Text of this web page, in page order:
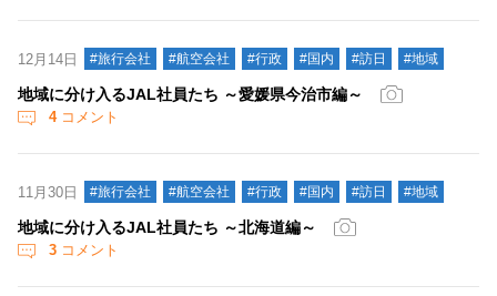
12月14日 #旅行会社 #航空会社 #行政 #国内 #訪日 #地域
地域に分け入るJAL社員たち ～愛媛県今治市編～
4コメント
11月30日 #旅行会社 #航空会社 #行政 #国内 #訪日 #地域
地域に分け入るJAL社員たち ～北海道編～
3 コメント